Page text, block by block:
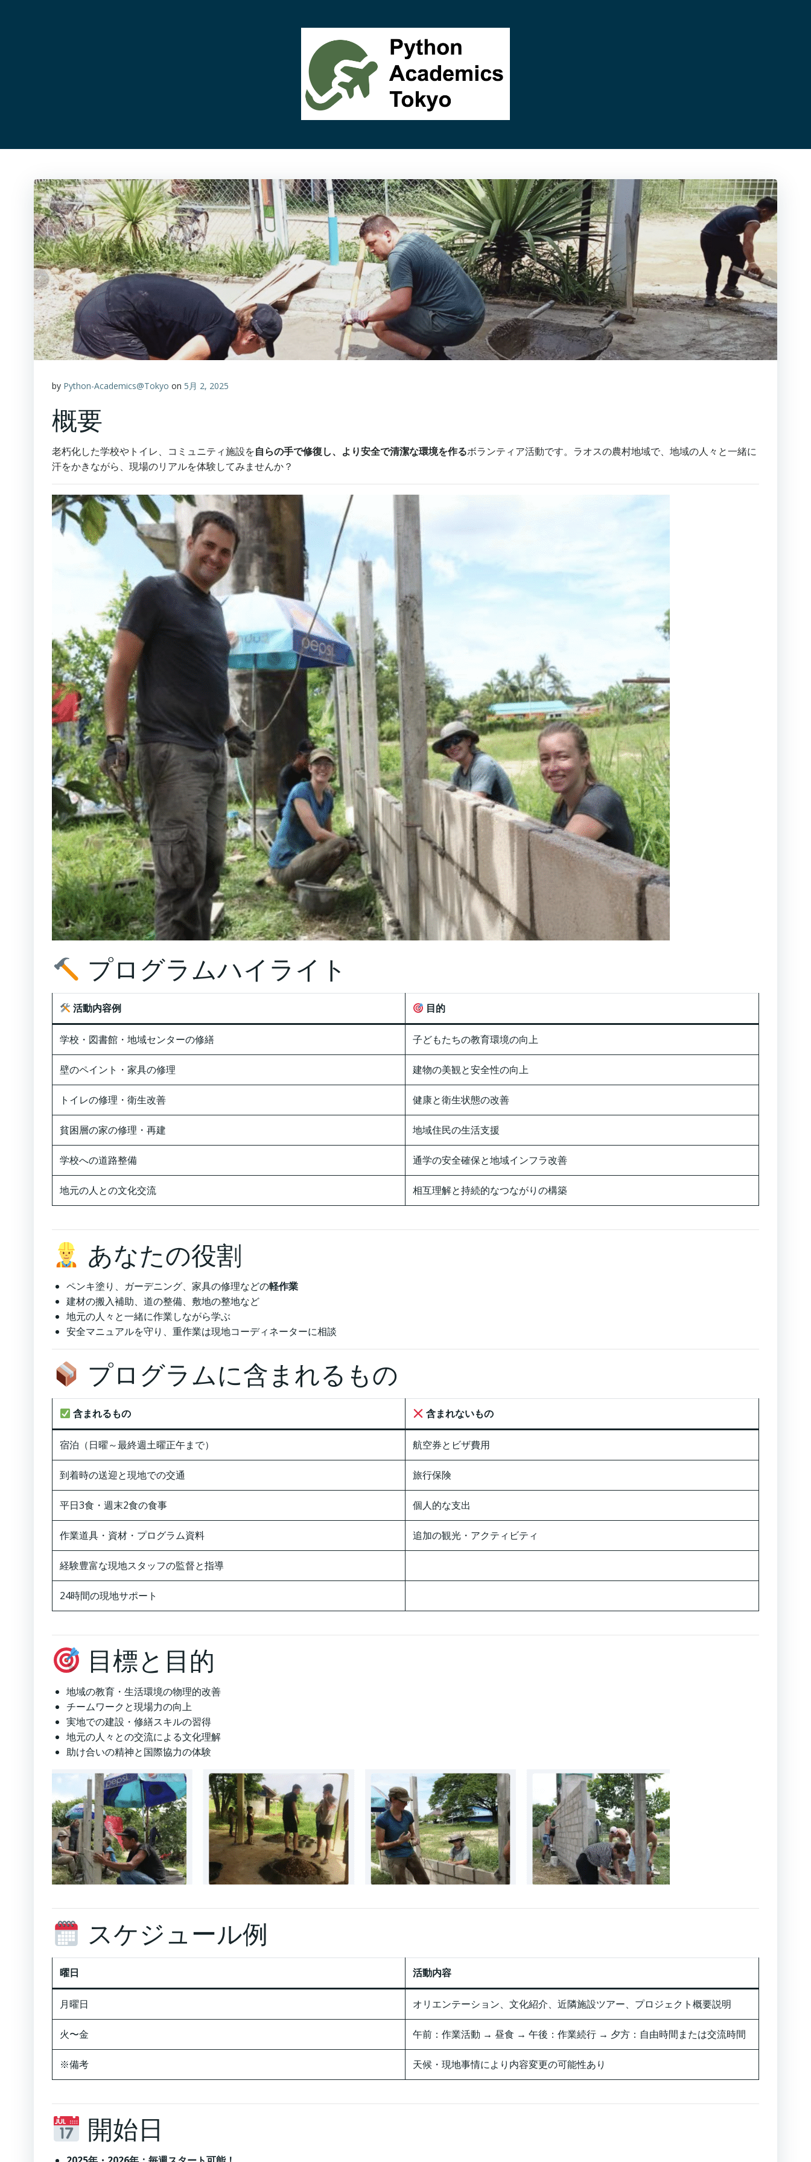
by Python-Academics@Tokyo on 5月 2, 2025
概要
老朽化した学校やトイレ、コミュニティ施設を自らの手で修復し、より安全で清潔な環境を作るボランティア活動です。ラオスの農村地域で、地域の人々と一緒に
汗をかきながら、現場のリアルを体験してみませんか？
プログラムハイライト
活動内容例 目的
学校・図書館・地域センターの修繕 子どもたちの教育環境の向上
壁のペイント・家具の修理 建物の美観と安全性の向上
トイレの修理・衛生改善 健康と衛生状態の改善
貧困層の家の修理・再建 地域住民の生活支援
学校への道路整備 通学の安全確保と地域インフラ改善
地元の人との文化交流 相互理解と持続的なつながりの構築
あなたの役割
ペンキ塗り、ガーデニング、家具の修理などの軽作業
建材の搬入補助、道の整備、敷地の整地など
地元の人々と一緒に作業しながら学ぶ
安全マニュアルを守り、重作業は現地コーディネーターに相談
プログラムに含まれるもの
含まれるもの 含まれないもの
宿泊（日曜～最終週土曜正午まで） 航空券とビザ費用
到着時の送迎と現地での交通 旅行保険
平日3食・週末2食の食事 個人的な支出
作業道具・資材・プログラム資料 追加の観光・アクティビティ
経験豊富な現地スタッフの監督と指導
24時間の現地サポート
目標と目的
地域の教育・生活環境の物理的改善
チームワークと現場力の向上
実地での建設・修繕スキルの習得
地元の人々との交流による文化理解
助け合いの精神と国際協力の体験
スケジュール例
曜日 活動内容
月曜日 オリエンテーション、文化紹介、近隣施設ツアー、プロジェクト概要説明
火〜金 午前：作業活動 → 昼食 → 午後：作業続行 → 夕方：自由時間または交流時間
※備考 天候・現地事情により内容変更の可能性あり
開始日